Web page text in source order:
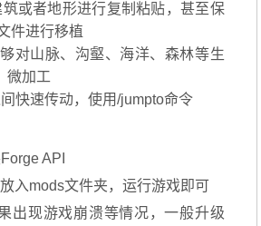
或者地形进行复制粘贴，甚至保
件进行移植
对山脉、沟壑、海洋、森林等生
微加工
快速传动，使用/jumpto命令
API
入mods文件夹，运行游戏即可
出现游戏崩溃等情况，一般升级